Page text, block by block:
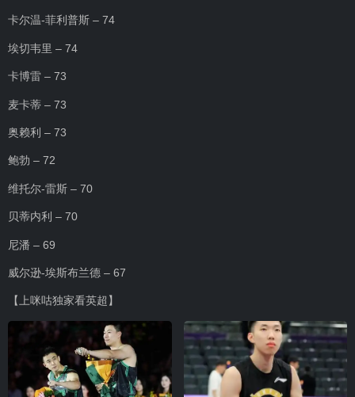
卡尔温-菲利普斯 – 74
埃切韦里 – 74
卡博雷 – 73
麦卡蒂 – 73
奥赖利 – 73
鲍勃 – 72
维托尔-雷斯 – 70
贝蒂内利 – 70
尼潘 – 69
威尔逊-埃斯布兰德 – 67
【上咪咕独家看英超】